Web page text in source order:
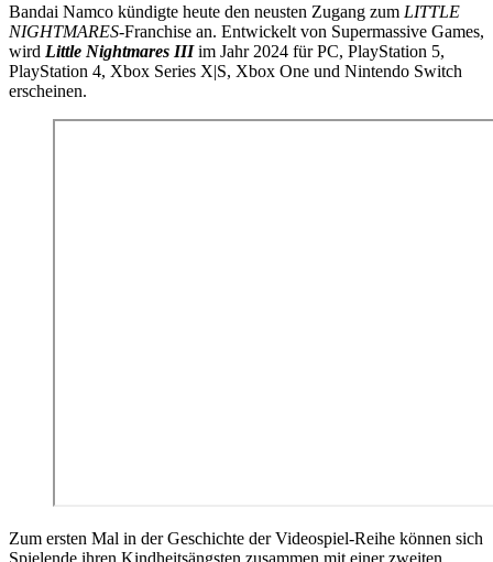
Bandai Namco kündigte heute den neusten Zugang zum LITTLE
NIGHTMARES-Franchise an. Entwickelt von Supermassive Games,
wird Little Nightmares IIIim Jahr 2024 für PC, PlayStation 5,
PlayStation 4, Xbox Series X|S, Xbox One und Nintendo Switch
erscheinen.
Zum ersten Mal in der Geschichte der Videospiel-Reihe können sich
Spielende ihren Kindheitsängsten zusammen mit einer zweiten